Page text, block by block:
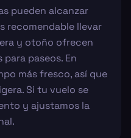
pueden alcanzar
recomendable llevar
y otoño ofrecen
para paseos. En
más fresco, así que
Si tu vuelo se
y ajustamos la